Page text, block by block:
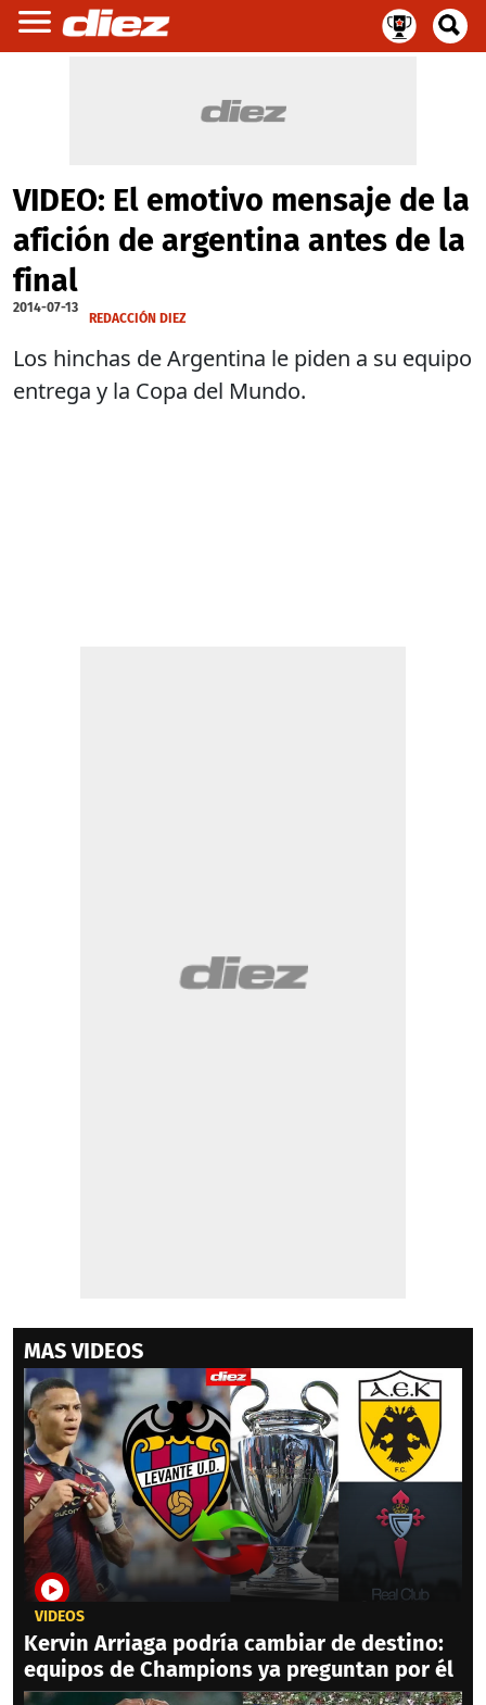
VIDEO: El emotivo mensaje de la
afición de argentina antes de la
final
2014-07-13
REDACCIÓN DIEZ
Los hinchas de Argentina le piden a su equipo
entrega y la Copa del Mundo.
MAS VIDEOS
VIDEOS
Kervin Arriaga podría cambiar de destino:
equipos de Champions ya preguntan por él